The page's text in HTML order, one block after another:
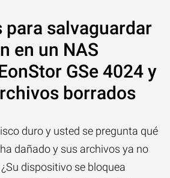
para salvaguardar
en un NAS
GSe 4024 y
borrados
duro y usted se pregunta qué
ha dañado y sus archivos ya no
dispositivo se bloquea